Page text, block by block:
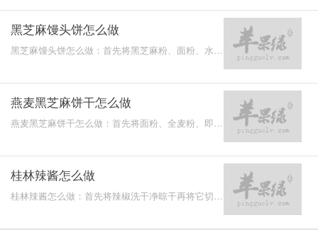
黑芝麻馒头饼怎么做
黑芝麻馒头饼怎么做：首先将黑芝麻粉、面粉、水、
燕麦黑芝麻饼干怎么做
燕麦黑芝麻饼干怎么做：首先将面粉、全麦粉、即食
桂林辣酱怎么做
桂林辣酱怎么做：首先将辣椒洗干净晾干再将它切